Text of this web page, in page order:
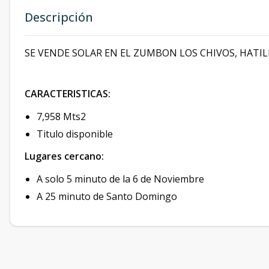
Descripción
SE VENDE SOLAR EN EL ZUMBON LOS CHIVOS,
CARACTERISTICAS:
7,958 Mts2
Titulo disponible
Lugares cercano:
A solo 5 minuto de la 6 de Noviembre
A 25 minuto de Santo Domingo